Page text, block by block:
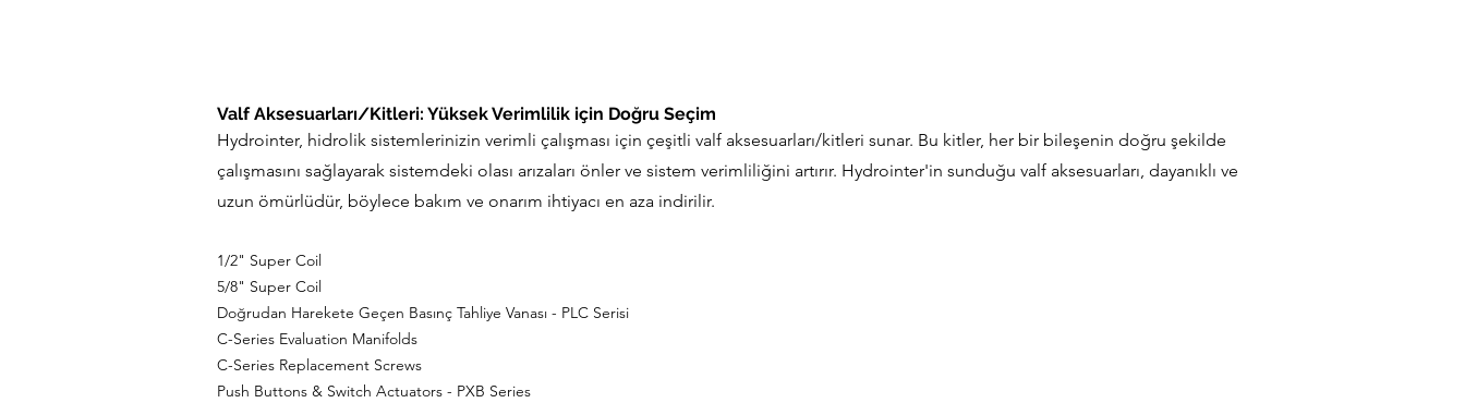
Valf Aksesuarları/Kitleri: Yüksek Verimlilik için Doğru Seçim
Hydrointer, hidrolik sistemlerinizin verimli çalışması için çeşitli valf aksesuarları/kitleri sunar. Bu kitler, her bir bileşenin doğru şekilde
çalışmasını sağlayarak sistemdeki olası arızaları önler ve sistem verimliliğini artırır. Hydrointer'in sunduğu valf aksesuarları, dayanıklı ve
uzun ömürlüdür, böylece bakım ve onarım ihtiyacı en aza indirilir.
1/2" Super Coil
5/8" Super Coil
Doğrudan Harekete Geçen Basınç Tahliye Vanası - PLC Serisi
C-Series Evaluation Manifolds
C-Series Replacement Screws
Push Buttons & Switch Actuators - PXB Series